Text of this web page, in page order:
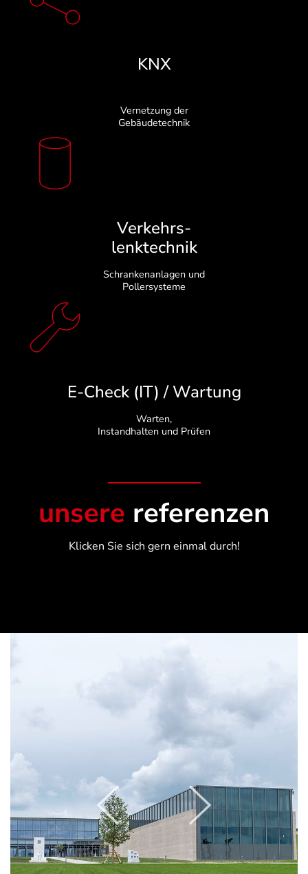
KNX
Vernetzung der
Gebäudetechnik
Verkehrs-
lenktechnik
Schrankenanlagen und
Pollersysteme
E-Check (IT) / Wartung
Warten,
Instandhalten und Prüfen
unsere referenzen
Klicken Sie sich gern einmal durch!